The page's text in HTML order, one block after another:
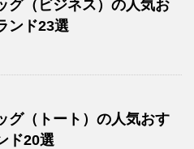
グ（ビジネス）の人気お
ンド23選
グ（トート）の人気おす
ド20選